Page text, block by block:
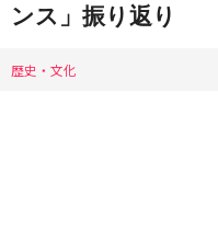
ンス」振り返り
歴史・文化